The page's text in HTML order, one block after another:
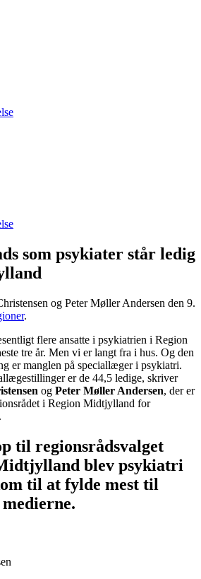
som psykiater står ledig
og Peter Møller Andersen den 9.
.
flere ansatte i psykiatrien i Region
tre år. Men vi er langt fra i hus. Og den
er manglen på speciallæger i psykiatri.
er de 44,5 ledige, skriver
og Peter Møller Andersen, der er
i Region Midtjylland for
til regionsrådsvalget
blev psykiatri
til at fylde mest til